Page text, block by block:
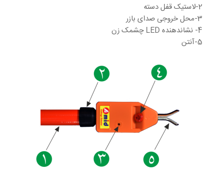
2-لاستیک قفل دسته
3-محل خروجی صدای بازر
4- نشاندهنده LED چشمک زن
5-آنتن